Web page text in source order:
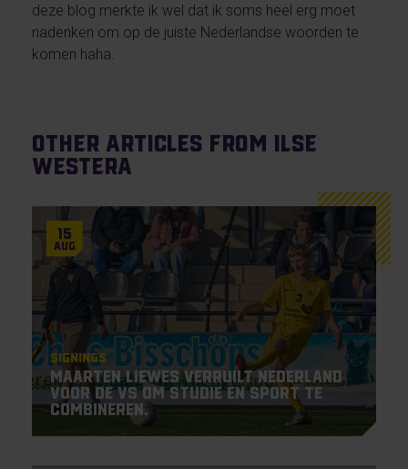
deze blog merkte ik wel dat ik soms heel erg moet
nadenken om op de juiste Nederlandse woorden te
komen haha.
Other articles from Ilse
Westera
15
Aug
Signings
Maarten Liewes verruilt Nederland
voor de VS om studie en sport te
combineren.